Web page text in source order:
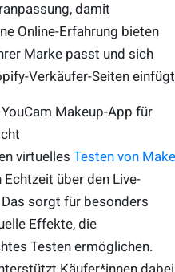
damit
Online-Erfahrung bieten
Marke passt und sich
Verkäufer-Seiten
Makeup-App für
virtuelles Testen von
über den Live-
sorgt für besonders
Effekte, die
Testen ermöglichen.